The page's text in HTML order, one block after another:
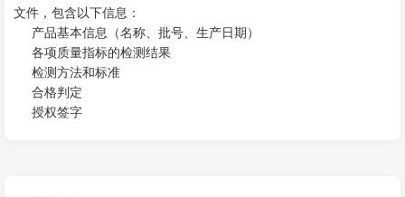
文件，包含以下信息：
产品基本信息（名称、批号、生产日期）
各项质量指标的检测结果
检测方法和标准
合格判定
授权签字